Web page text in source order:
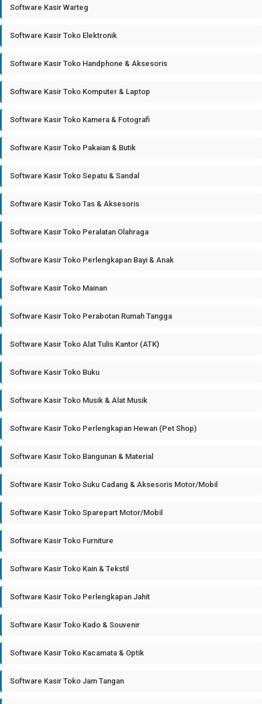
Software Kasir Warteg
Software Kasir Toko Elektronik
Software Kasir Toko Handphone & Aksesoris
Software Kasir Toko Komputer & Laptop
Software Kasir Toko Kamera & Fotografi
Software Kasir Toko Pakaian & Butik
Software Kasir Toko Sepatu & Sandal
Software Kasir Toko Tas & Aksesoris
Software Kasir Toko Peralatan Olahraga
Software Kasir Toko Perlengkapan Bayi & Anak
Software Kasir Toko Mainan
Software Kasir Toko Perabotan Rumah Tangga
Software Kasir Toko Alat Tulis Kantor (ATK)
Software Kasir Toko Buku
Software Kasir Toko Musik & Alat Musik
Software Kasir Toko Perlengkapan Hewan (Pet Shop)
Software Kasir Toko Bangunan & Material
Software Kasir Toko Suku Cadang & Aksesoris Motor/Mobil
Software Kasir Toko Sparepart Motor/Mobil
Software Kasir Toko Furniture
Software Kasir Toko Kain & Tekstil
Software Kasir Toko Perlengkapan Jahit
Software Kasir Toko Kado & Souvenir
Software Kasir Toko Kacamata & Optik
Software Kasir Toko Jam Tangan